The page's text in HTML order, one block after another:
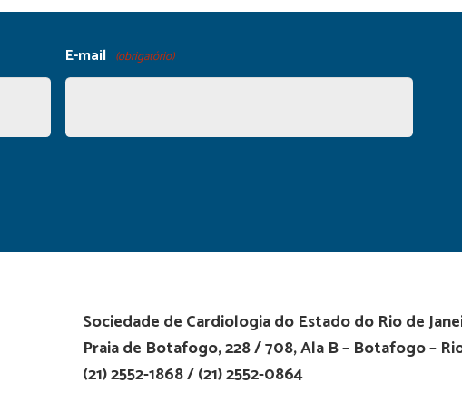
E-mail (obrigatório)
Sociedade de Cardiologia do Estado do Rio de
Praia de Botafogo, 228 / 708, Ala B – Botafogo –
(21) 2552-1868 / (21) 2552-0864